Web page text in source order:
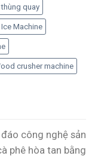
quay
Machine
crusher machine
công nghệ sản
phê hòa tan bằng